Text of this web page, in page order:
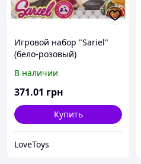
Игровой набор "Sariel"
(бело-розовый)
В наличии
371.01 грн
Купить
LoveToys